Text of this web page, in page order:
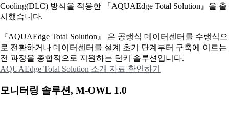
Cooling(DLC) 방식을 적용한 『AQUAEdge Total Solution』을 출
시했습니다.
『AQUAEdge Total Solution』 은 공랭식 데이터센터를 수랭식으
로 전환하거나 데이터센터를 설계 초기 단계부터 구축에 이르는
전 과정을 종합적으로 지원하는 턴키 솔루션입니다.
AQUAEdge Total Solution 소개 자료 확인하기
모니터링 솔루션, M-OWL 1.0